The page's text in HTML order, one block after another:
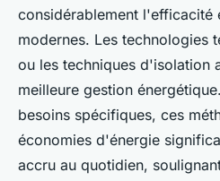
considérablement l'efficacité
modernes. Les technologies
ou les techniques d'isolation
meilleure gestion
besoins spécifiques, ces
économies d'énergie
accru au quotidien,